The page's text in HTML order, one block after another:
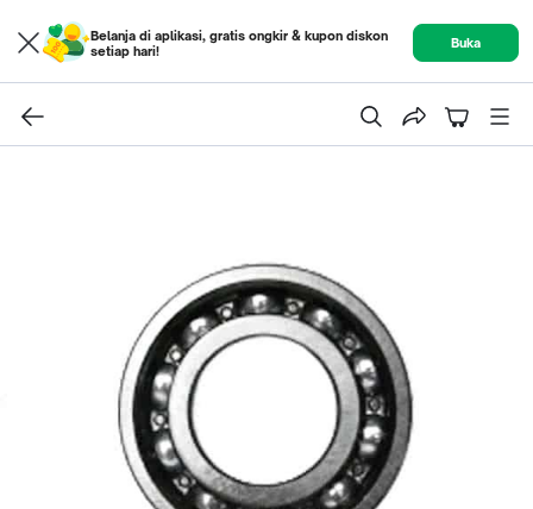
Belanja di aplikasi, gratis ongkir & kupon diskon
setiap hari!
Buka